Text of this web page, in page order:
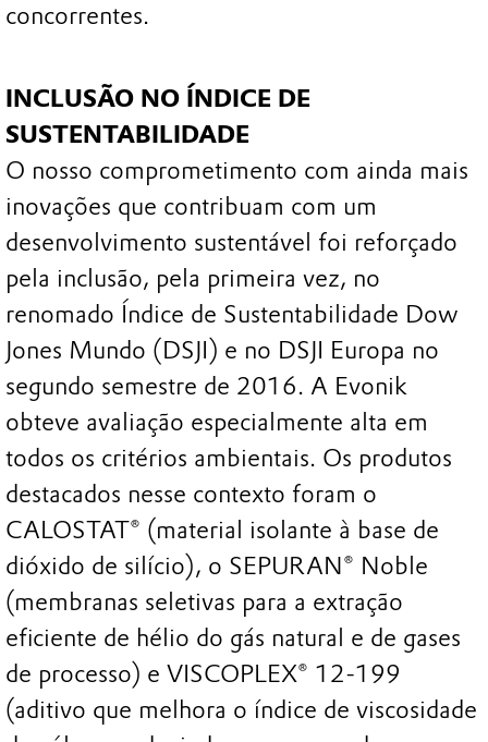
concorrentes.
INCLUSÃO NO ÍNDICE DE
SUSTENTABILIDADE
O nosso comprometimento com ainda mais
inovações que contribuam com um
desenvolvimento sustentável foi reforçado
pela inclusão, pela primeira vez, no
renomado Índice de Sustentabilidade Dow
Jones Mundo (DSJI) e no DSJI Europa no
segundo semestre de 2016. A Evonik
obteve avaliação especialmente alta em
todos os critérios ambientais. Os produtos
destacados nesse contexto foram o
CALOSTAT® (material isolante à base de
dióxido de silício), o SEPURAN® Noble
(membranas seletivas para a extração
eficiente de hélio do gás natural e de gases
de processo) e VISCOPLEX® 12-199
(aditivo que melhora o índice de viscosidade